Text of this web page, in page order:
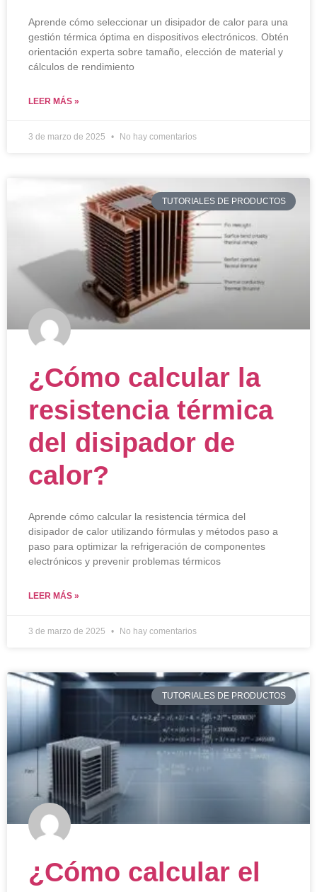
Aprende cómo seleccionar un disipador de calor para una
gestión térmica óptima en dispositivos electrónicos. Obtén
orientación experta sobre tamaño, elección de material y
cálculos de rendimiento
LEER MÁS »
3 de marzo de 2025 No hay comentarios
TUTORIALES DE PRODUCTOS
¿Cómo calcular la
resistencia térmica
del disipador de
calor?
Aprende cómo calcular la resistencia térmica del
disipador de calor utilizando fórmulas y métodos paso a
paso para optimizar la refrigeración de componentes
electrónicos y prevenir problemas térmicos
LEER MÁS »
3 de marzo de 2025 No hay comentarios
TUTORIALES DE PRODUCTOS
¿Cómo calcular el